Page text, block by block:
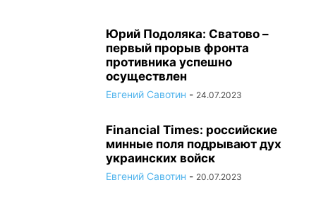
Юрий Подоляка: Сватово –
первый прорыв фронта
противника успешно
осуществлен
Евгений Савотин - 24.07.2023
Financial Times: российские
минные поля подрывают дух
украинских войск
Евгений Савотин - 20.07.2023